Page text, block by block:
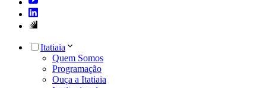
Itatiaia
Quem Somos
Programação
Ouça a Itatiaia